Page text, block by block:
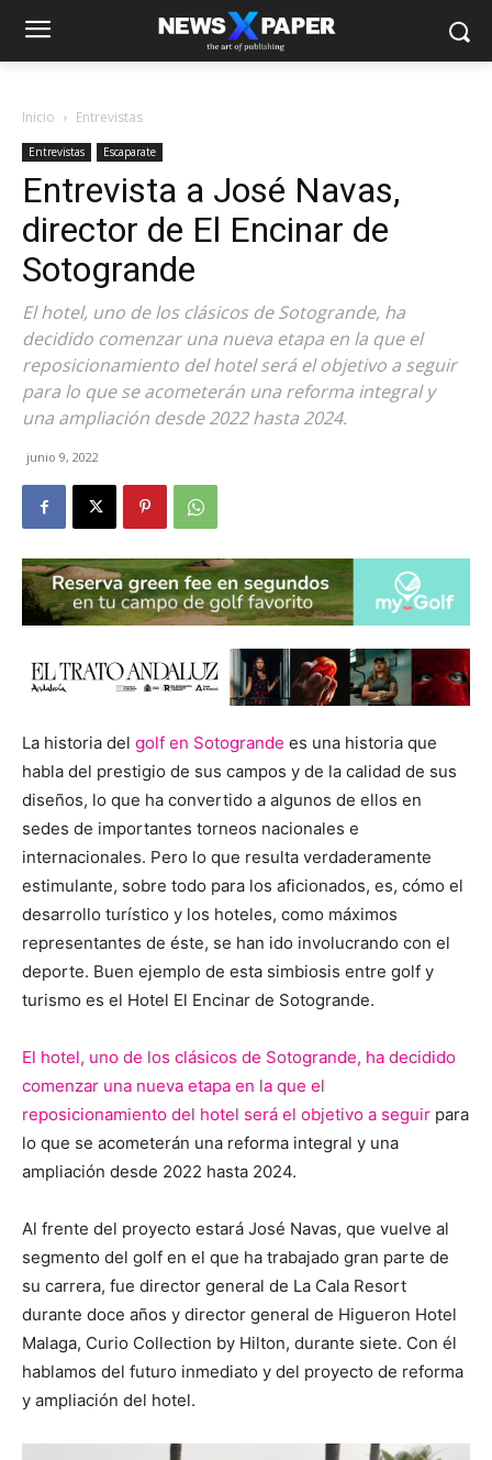
Inicio Entrevistas
Entrevistas Escaparate
Entrevista a José Navas,
director de El Encinar de
Sotogrande
El hotel, uno de los clásicos de Sotogrande, ha
decidido comenzar una nueva etapa en la que el
reposicionamiento del hotel será el objetivo a seguir
para lo que se acometerán una reforma integral y
una ampliación desde 2022 hasta 2024.
junio 9, 2022
La historia del golf en Sotogrande es una historia que
habla del prestigio de sus campos y de la calidad de sus
diseños, lo que ha convertido a algunos de ellos en
sedes de importantes torneos nacionales e
internacionales. Pero lo que resulta verdaderamente
estimulante, sobre todo para los aficionados, es, cómo el
desarrollo turístico y los hoteles, como máximos
representantes de éste, se han ido involucrando con el
deporte. Buen ejemplo de esta simbiosis entre golf y
turismo es el Hotel El Encinar de Sotogrande.
El hotel, uno de los clásicos de Sotogrande, ha decidido
comenzar una nueva etapa en la que el
reposicionamiento del hotel será el objetivo a seguir para
lo que se acometerán una reforma integral y una
ampliación desde 2022 hasta 2024.
Al frente del proyecto estará José Navas, que vuelve al
segmento del golf en el que ha trabajado gran parte de
su carrera, fue director general de La Cala Resort
durante doce años y director general de Higueron Hotel
Malaga, Curio Collection by Hilton, durante siete. Con él
hablamos del futuro inmediato y del proyecto de reforma
y ampliación del hotel.